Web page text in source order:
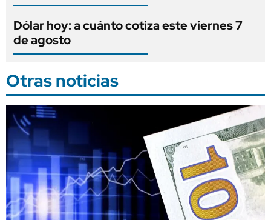
Dólar hoy: a cuánto cotiza este viernes 7
de agosto
Otras noticias